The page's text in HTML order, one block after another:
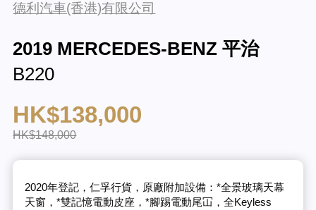
德利汽車(香港)有限公司
2019 MERCEDES-BENZ 平治
B220
HK$138,000
HK$148,000
2020年登記，仁孚行貨，原廠附加設備：*全景玻璃天幕
天窗，*雙記憶電動皮座，*腳踢電動尾冚，全Keyless